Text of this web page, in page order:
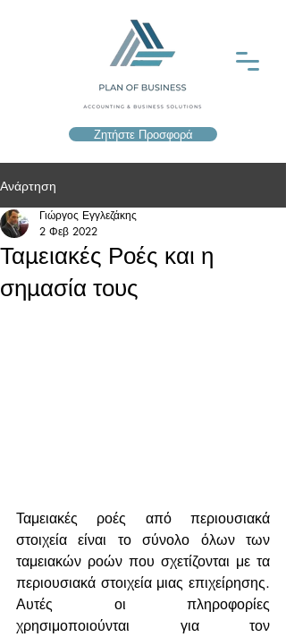
Ζητήστε Προσφορά
Ανάρτηση
Ταμειακές Ροές και η
σημασία τους
Γιώργος Εγγλεζάκης
2 Φεβ 2022
Ταμειακές ροές από περιουσιακά
στοιχεία είναι το σύνολο όλων των
ταμειακών ροών που σχετίζονται με τα
περιουσιακά στοιχεία μιας επιχείρησης.
Αυτές οι πληροφορίες
χρησιμοποιούνται για τον